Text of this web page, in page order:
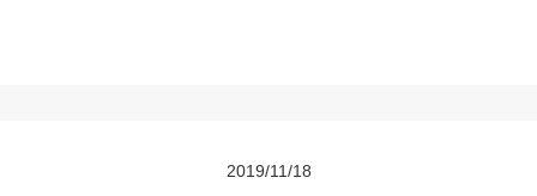
2019/11/18